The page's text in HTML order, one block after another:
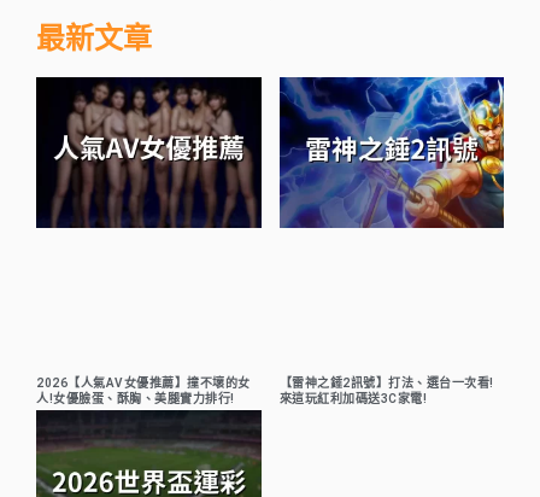
最新文章
2026【人氣AV女優推薦】撞不壞的女
人!女優臉蛋、酥胸、美腿實力排行!
【雷神之錘2訊號】打法、選台一次看!
來這玩紅利加碼送3C家電!